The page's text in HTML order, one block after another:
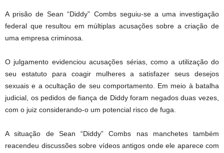
A prisão de Sean “Diddy” Combs seguiu-se a uma investigação
federal que resultou em múltiplas acusações sobre a criação de
uma empresa criminosa.
O julgamento evidenciou acusações sérias, como a utilização do
seu estatuto para coagir mulheres a satisfazer seus desejos
sexuais e a ocultação de seu comportamento. Em meio à batalha
judicial, os pedidos de fiança de Diddy foram negados duas vezes,
com o juiz considerando-o um potencial risco de fuga.
A situação de Sean “Diddy” Combs nas manchetes também
reacendeu discussões sobre vídeos antigos onde ele aparece com